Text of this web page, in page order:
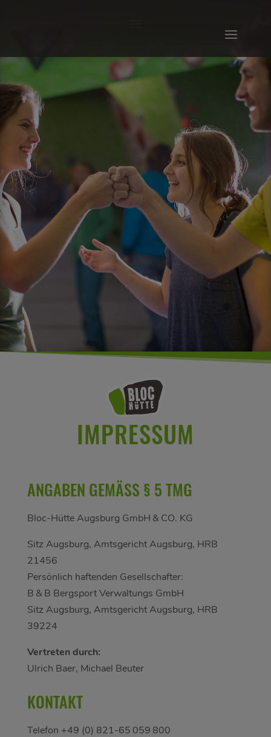
IMPRESSUM
ANGABEN GEMÄSS § 5 TMG
Bloc-Hütte Augsburg GmbH & CO. KG
Sitz Augsburg, Amtsgericht Augsburg, HRB
21456
Persönlich haftenden Gesellschafter:
B & B Bergsport Verwaltungs GmbH
Sitz Augsburg, Amtsgericht Augsburg, HRB
39224
Vertreten durch:
Ulrich Baer, Michael Beuter
KONTAKT
Telefon +49 (0) 821-65 059 800